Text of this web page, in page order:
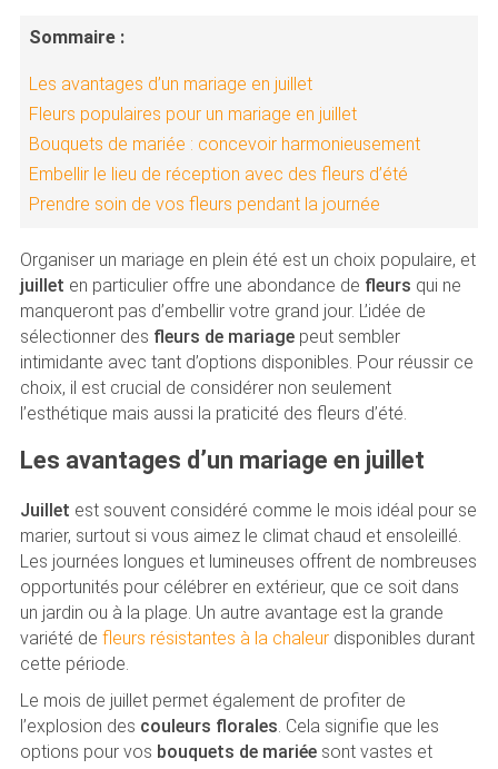
Sommaire :
Les avantages d’un mariage en juillet
Fleurs populaires pour un mariage en juillet
Bouquets de mariée : concevoir harmonieusement
Embellir le lieu de réception avec des fleurs d’été
Prendre soin de vos fleurs pendant la journée
Organiser un mariage en plein été est un choix populaire, et
juillet en particulier offre une abondance de fleurs qui ne
manqueront pas d’embellir votre grand jour. L’idée de
sélectionner des fleurs de mariagepeut sembler
intimidante avec tant d’options disponibles. Pour réussir ce
choix, il est crucial de considérer non seulement
l’esthétique mais aussi la praticité des fleurs d’été.
Les avantages d’un mariage en juillet
Juillet est souvent considéré comme le mois idéal pour se
marier, surtout si vous aimez le climat chaud et ensoleillé.
Les journées longues et lumineuses offrent de nombreuses
opportunités pour célébrer en extérieur, que ce soit dans
un jardin ou à la plage. Un autre avantage est la grande
variété de fleurs résistantes à la chaleurdisponibles durant
cette période.
Le mois de juillet permet également de profiter de
l’explosion des couleurs florales. Cela signifie que les
options pour vos bouquets de mariéesont vastes et